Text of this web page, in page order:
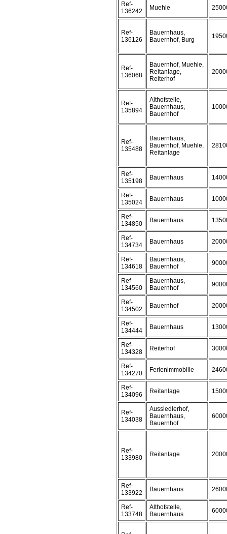
Ref-
136242
Muehle
Ref-
136126
Bauernhaus,
Bauernhof, Burg
Ref-
136068
Bauernhof, Muehle,
Reitanlage,
Reiterhof
Ref-
135894
Althofstelle,
Bauernhaus,
Bauernhof
Ref-
135488
Bauernhaus,
Bauernhof, Muehle,
Reitanlage
Ref-
135198
Bauernhaus
Ref-
135024
Bauernhaus
Ref-
134850
Bauernhaus
Ref-
134734
Bauernhaus
Ref-
134618
Bauernhaus,
Bauernhof
Ref-
134560
Bauernhaus,
Bauernhof
Ref-
134502
Bauernhof
Ref-
134444
Bauernhaus
Ref-
134328
Reiterhof
Ref-
134270
Ferienimmobilie
Ref-
134096
Reitanlage
Ref-
134038
Aussiedlerhof,
Bauernhaus,
Bauernhof
Ref-
133980
Reitanlage
Ref-
133922
Bauernhaus
Ref-
133748
Althofstelle,
Bauernhaus